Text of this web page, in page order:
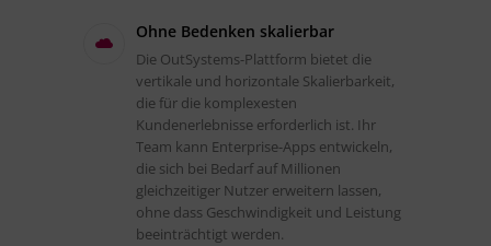
Ohne Bedenken skalierbar
Die OutSystems-Plattform bietet die
vertikale und horizontale Skalierbarkeit,
die für die komplexesten
Kundenerlebnisse erforderlich ist. Ihr
Team kann Enterprise-Apps entwickeln,
die sich bei Bedarf auf Millionen
gleichzeitiger Nutzer erweitern lassen,
ohne dass Geschwindigkeit und Leistung
beeinträchtigt werden.